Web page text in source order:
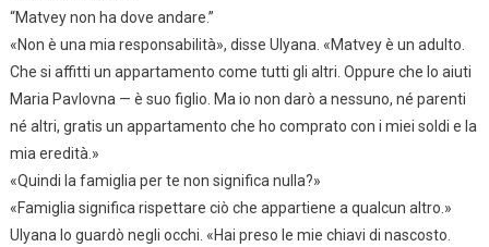
“Matvey non ha dove andare.”
«Non è una mia responsabilità», disse Ulyana. «Matvey è un adulto.
Che si affitti un appartamento come tutti gli altri. Oppure che lo aiuti
Maria Pavlovna — è suo figlio. Ma io non darò a nessuno, né parenti
né altri, gratis un appartamento che ho comprato con i miei soldi e la
mia eredità.»
«Quindi la famiglia per te non significa nulla?»
«Famiglia significa rispettare ciò che appartiene a qualcun altro.»
Ulyana lo guardò negli occhi. «Hai preso le mie chiavi di nascosto.